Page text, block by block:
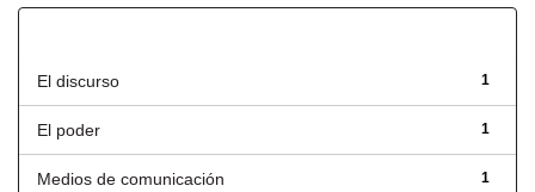
1
El discurso
1
El poder
1
Medios de comunicación